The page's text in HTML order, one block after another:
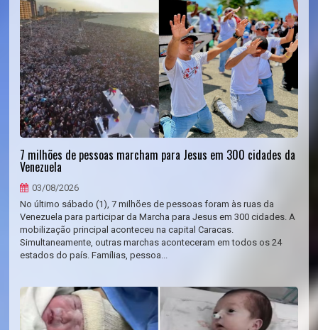
7 milhões de pessoas marcham para Jesus em 300 cidades da
Venezuela
03/08/2026
No último sábado (1), 7 milhões de pessoas foram às ruas da
Venezuela para participar da Marcha para Jesus em 300 cidades. A
mobilização principal aconteceu na capital Caracas.
Simultaneamente, outras marchas aconteceram em todos os 24
estados do país. Famílias, pessoa...